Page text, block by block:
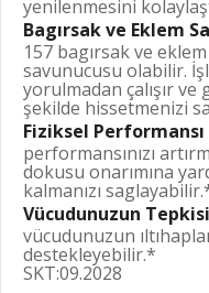
yenilenmesini
Bagırsak ve Eklem
157 bagırsak ve eklem
savunucusu olabilir.
yorulmadan çalışır
şekilde hissetmenizi
Fiziksel Performansı
performansınızı
dokusu onarımına
kalmanızı
Vücudunuzun
vücudunuzun
destekleyebilir.*
SKT:09.2028